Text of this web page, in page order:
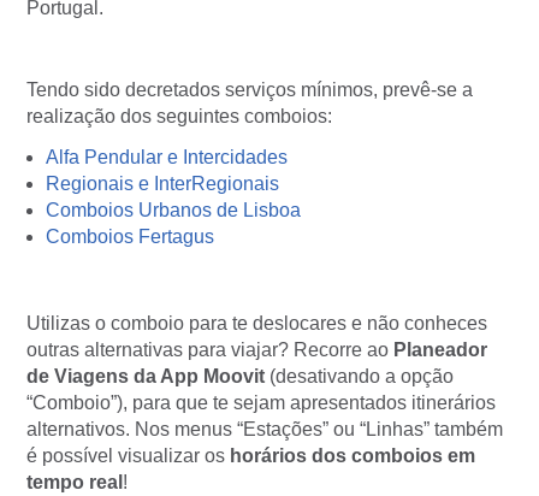
Portugal.
Tendo sido decretados serviços mínimos, prevê-se a
realização dos seguintes comboios:
Alfa Pendular e Intercidades
Regionais e InterRegionais
Comboios Urbanos de Lisboa
Comboios Fertagus
Utilizas o comboio para te deslocares e não conheces
outras alternativas para viajar? Recorre ao Planeador
de Viagens da App Moovit (desativando a opção
“Comboio”), para que te sejam apresentados itinerários
alternativos. Nos menus “Estações” ou “Linhas” também
é possível visualizar os horários dos comboios em
tempo real !